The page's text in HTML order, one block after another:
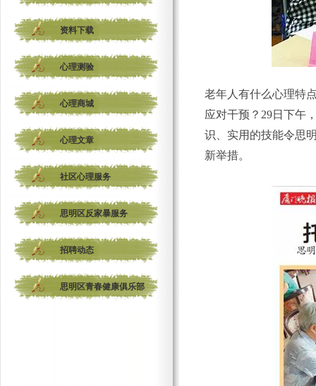
资料下载
心理测验
心理商城
心理文章
社区心理服务
思明区反家暴服务
招聘动态
思明区青春健康俱乐部
老年人有什么心理特
应对干预？29日下午
识、实用的技能令思
新举措。